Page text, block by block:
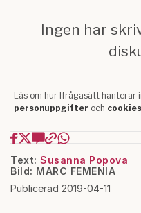
Text: Susanna Popova
Bild: MARC FEMENIA
Publicerad 2019-04-11